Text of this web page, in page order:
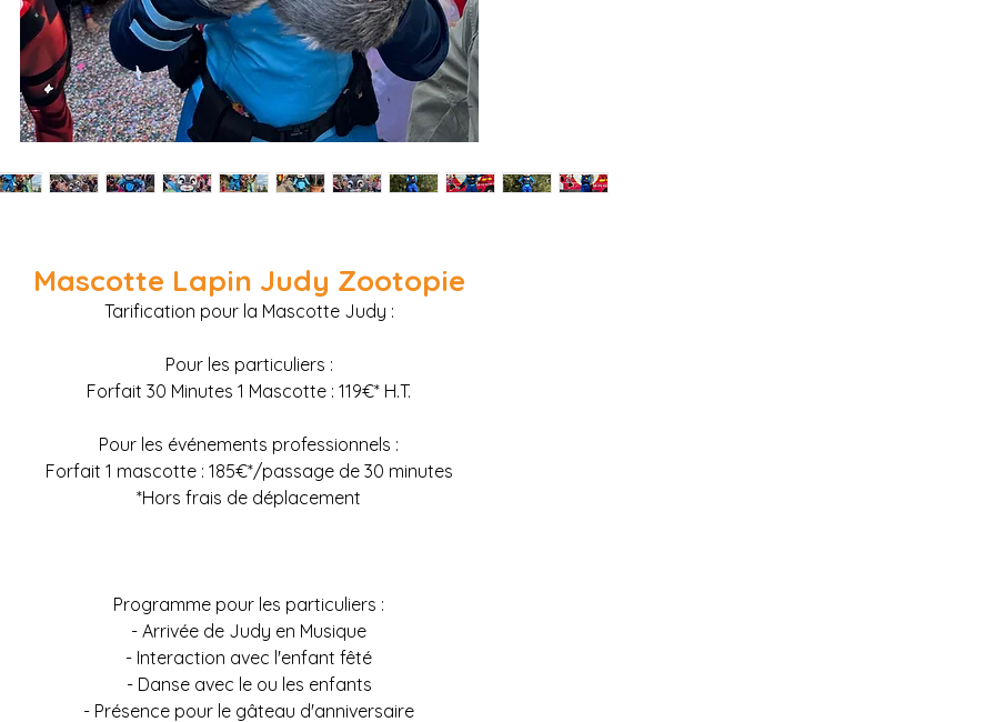
Mascotte Lapin Judy Zootopie
Tarification pour la Mascotte Judy :
Pour les particuliers :
Forfait 30 Minutes 1 Mascotte : 119€* H.T.
Pour les événements professionnels :
Forfait 1 mascotte : 185€*/passage de 30 minutes
*Hors frais de déplacement
Programme pour les particuliers :
- Arrivée de Judy en Musique
- Interaction avec l'enfant fêté
- Danse avec le ou les enfants
- Présence pour le gâteau d'anniversaire